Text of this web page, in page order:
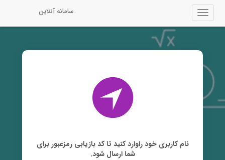
Toggle
سامانه آنلاین
نام کاربری خود‌‌‌‌‌‌‌‌ راوارد کنید تا کد بازیابی رمزعبور برای
شما ارسال شود.